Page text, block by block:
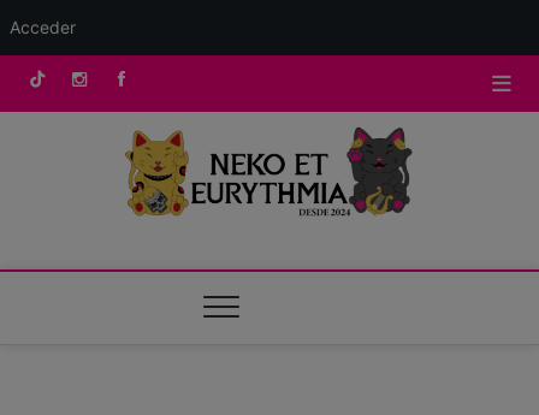
Acceder
Saltartik Instagram
facebook
Neko Et Eurythmia
TODA LA FAMILIA